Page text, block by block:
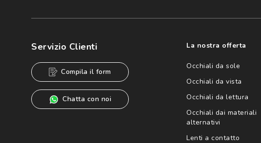
speciali, novità ed altre comunicazioni di carattere pubblicitario (consultare
Informativa sulla privacy
per ulteriori informazioni).
Servizio Clienti
Compila il form
Chatta con noi
La nostra offerta
Occhiali da sole
Occhiali da vista
Occhiali da lettura
Occhiali dai materiali
alternativi
Lenti a contatto